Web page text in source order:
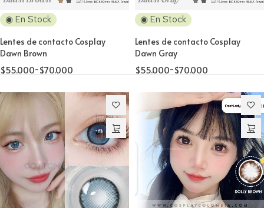
◉ En Stock
Lentes de contacto Cosplay
Dawn Brown
$55.000-$70.000
◉ En Stock
Lentes de contacto Cosplay
Dawn Gray
$55.000-$70.000